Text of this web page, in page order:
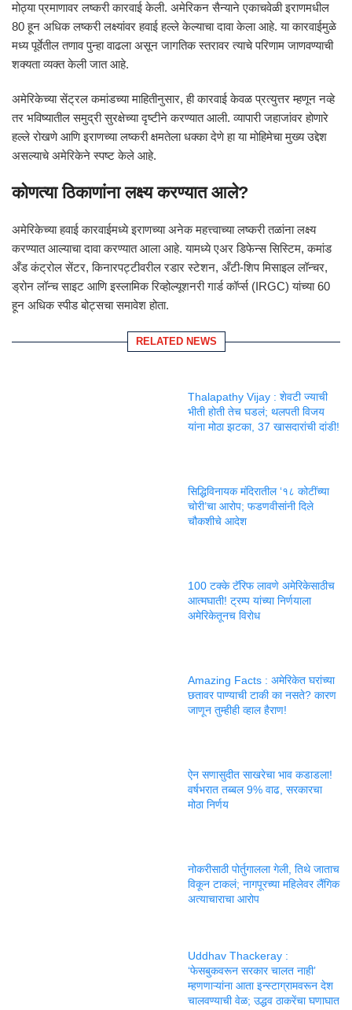
मोठ्या प्रमाणावर लष्करी कारवाई केली. अमेरिकन सैन्याने एकाचवेळी इराणमधील
80 हून अधिक लष्करी लक्ष्यांवर हवाई हल्ले केल्याचा दावा केला आहे. या कारवाईमुळे
मध्य पूर्वेतील तणाव पुन्हा वाढला असून जागतिक स्तरावर त्याचे परिणाम जाणवण्याची
शक्यता व्यक्त केली जात आहे.
अमेरिकेच्या सेंट्रल कमांडच्या माहितीनुसार, ही कारवाई केवळ प्रत्युत्तर म्हणून नव्हे
तर भविष्यातील समुद्री सुरक्षेच्या दृष्टीने करण्यात आली. व्यापारी जहाजांवर होणारे
हल्ले रोखणे आणि इराणच्या लष्करी क्षमतेला धक्का देणे हा या मोहिमेचा मुख्य उद्देश
असल्याचे अमेरिकेने स्पष्ट केले आहे.
कोणत्या ठिकाणांना लक्ष्य करण्यात आले?
अमेरिकेच्या हवाई कारवाईमध्ये इराणच्या अनेक महत्त्वाच्या लष्करी तळांना लक्ष्य
करण्यात आल्याचा दावा करण्यात आला आहे. यामध्ये एअर डिफेन्स सिस्टिम, कमांड
अँड कंट्रोल सेंटर, किनारपट्टीवरील रडार स्टेशन, अँटी-शिप मिसाइल लॉन्चर,
ड्रोन लॉन्च साइट आणि इस्लामिक रिव्होल्यूशनरी गार्ड कॉर्प्स (IRGC) यांच्या 60
हून अधिक स्पीड बोट्सचा समावेश होता.
RELATED NEWS
Thalapathy Vijay : शेवटी ज्याची
भीती होती तेच घडलं; थलपती विजय
यांना मोठा झटका, 37 खासदारांची दांडी!
सिद्धिविनायक मंदिरातील ‘१८ कोटींच्या
चोरी’चा आरोप; फडणवीसांनी दिले
चौकशीचे आदेश
100 टक्के टॅरिफ लावणे अमेरिकेसाठीच
आत्मघाती! ट्रम्प यांच्या निर्णयाला
अमेरिकेतूनच विरोध
Amazing Facts : अमेरिकेत घरांच्या
छतावर पाण्याची टाकी का नसते? कारण
जाणून तुम्हीही व्हाल हैराण!
ऐन सणासुदीत साखरेचा भाव कडाडला!
वर्षभरात तब्बल 9% वाढ, सरकारचा
मोठा निर्णय
नोकरीसाठी पोर्तुगालला गेली, तिथे जाताच
विकून टाकलं; नागपूरच्या महिलेवर लैंगिक
अत्याचाराचा आरोप
Uddhav Thackeray :
‘फेसबुकवरून सरकार चालत नाही’
म्हणणाऱ्यांना आता इन्स्टाग्रामवरून देश
चालवण्याची वेळ; उद्धव ठाकरेंचा घणाघात